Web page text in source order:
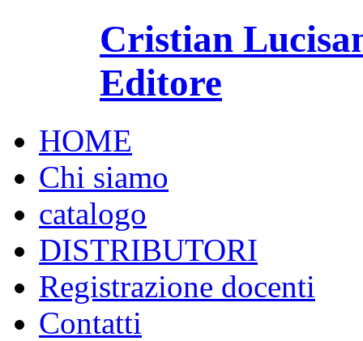
Cristian
Editore
HOME
Chi siamo
catalogo
DISTRIBUTORI
Registrazione docenti
Contatti